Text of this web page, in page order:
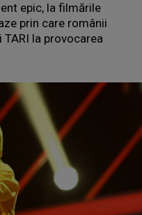
epic, la filmările
prin care românii
la provocarea